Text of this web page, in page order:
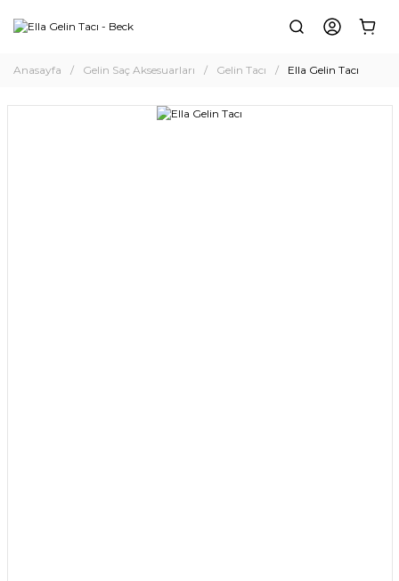
Anasayfa Gelin Saç Aksesuarları Gelin Tacı Ella Gelin Tacı